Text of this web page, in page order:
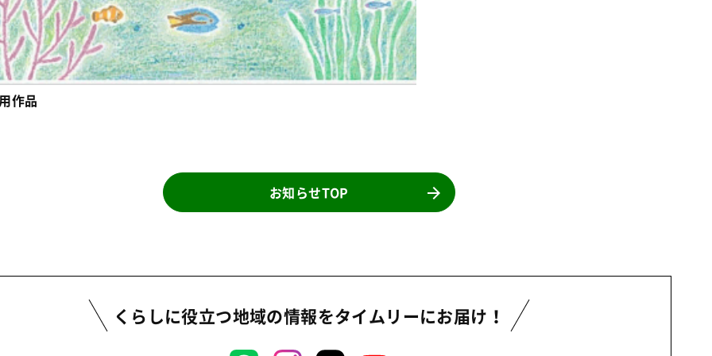
作品
お知らせTOP
くらしに役立つ地域の情報をタイムリーにお届け！